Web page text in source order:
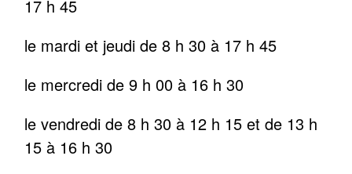
17 h 45
le mardi et jeudi de 8 h 30 à 17 h 45
le mercredi de 9 h 00 à 16 h 30
le vendredi de 8 h 30 à 12 h 15 et de 13 h
15 à 16 h 30